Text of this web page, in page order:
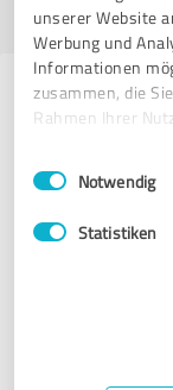
unserer Website
Werbung und
Informationen
zusammen, die
Rahmen Ihrer
Impressum
Notwendig
Statistiken
REMAX